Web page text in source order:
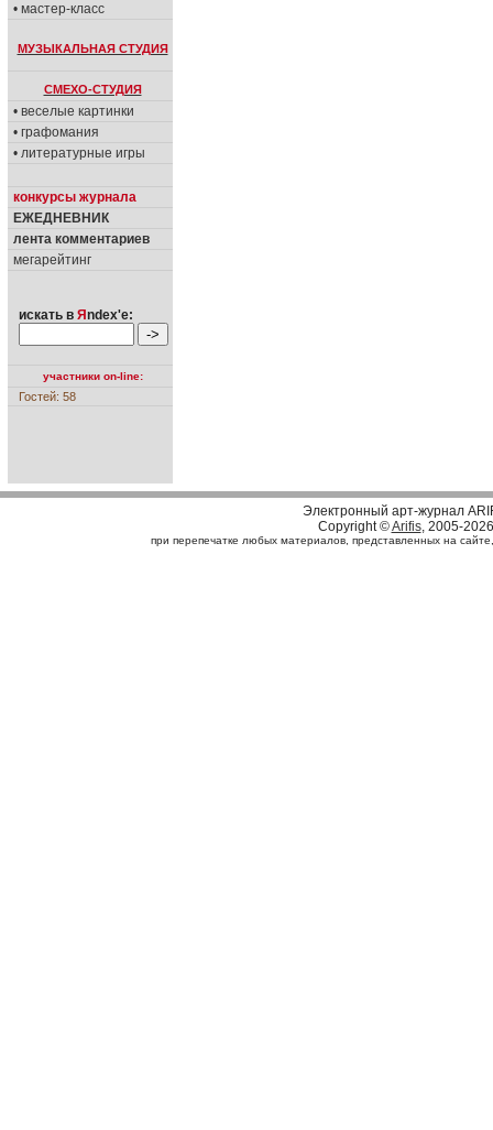
• мастер-класс
МУЗЫКАЛЬНАЯ СТУДИЯ
СМЕХО-СТУДИЯ
• веселые картинки
• графомания
• литературные игры
конкурсы журнала
ЕЖЕДНЕВНИК
лента комментариев
мегарейтинг
искать в Я ndex'е:
участники on-line:
Гостей: 58
Электронный арт-журнал
Copyright ©Arifis, 2005-2026
при перепечатке любых материалов, представленных на